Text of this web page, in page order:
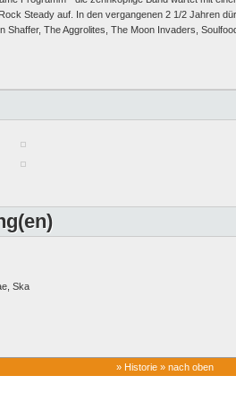
Steady auf. In den vergangenen 2 1/2 Jahren
Shaffer, The Aggrolites, The Moon Invaders,
Ska
» Historie » nach oben